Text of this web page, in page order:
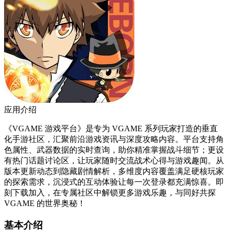
应用介绍
《VGAME 游戏平台》是专为 VGAME 系列玩家打造的垂直
化手游社区，汇聚前沿游戏资讯与深度攻略内容。平台支持角
色属性、武器数据的实时查询，助你精准掌握战斗细节；更设
有热门话题讨论区，让玩家随时交流战术心得与游戏趣闻。从
版本更新动态到隐藏剧情解析，多维度内容覆盖满足硬核玩家
的探索需求，沉浸式的互动体验让每一次登录都充满惊喜。即
刻下载加入，在专属社区中解锁更多游戏乐趣，与同好共探
VGAME 的世界奥秘！
基本介绍